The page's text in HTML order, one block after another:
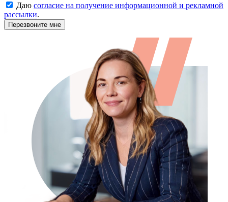
Даю согласие на получение информационной и рекламной
рассылки.